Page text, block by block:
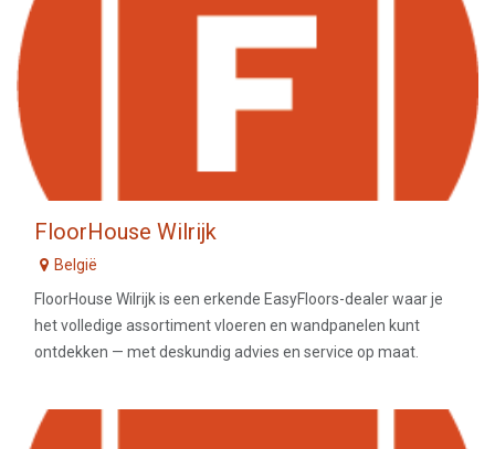
FloorHouse Wilrijk
België
FloorHouse Wilrijk is een erkende EasyFloors-dealer waar je
het volledige assortiment vloeren en wandpanelen kunt
ontdekken — met deskundig advies en service op maat.